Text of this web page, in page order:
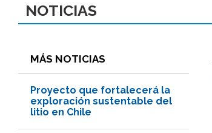
NOTICIAS
MÁS NOTICIAS
Proyecto que fortalecerá la
exploración sustentable del
litio en Chile